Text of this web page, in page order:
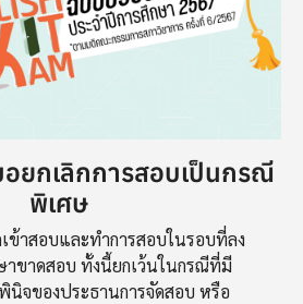
ยกเลิกการสอบเป็นกรณี
พิเศษ
าสอบและทำการสอบในรอบที่ลง
าขาดสอบ ทั้งนี้ยกเว้นในกรณีที่มี
นิจของประธานการจัดสอบ หรือ